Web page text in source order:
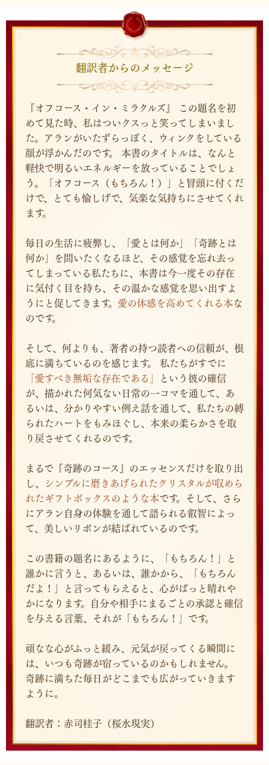
翻訳者からのメッセージ
『オフコース・イン・ミラクルズ』 この題名を初
めて見た時、私はついクスっと笑ってしまいまし
た。アランがいたずらっぽく、ウィンクをしている
顔が浮かんだのです。 本書のタイトルは、なんと
軽快で明るいエネルギーを放っていることでしょ
う。「オフコース（もちろん！）」と冒頭に付くだ
けで、とても愉しげで、気楽な気持ちにさせてくれ
ます。
毎日の生活に疲弊し、「愛とは何か」「奇跡とは
何か」を問いたくなるほど、その感覚を忘れ去っ
てしまっている私たちに、本書は今一度その存在
に気付く目を持ち、その温かな感覚を思い出すよ
うにと促してきます。 愛の体感を高めてくれる本な
のです。
そして、何よりも、著者の持つ読者への信頼が、根
底に満ちているのを感じます。 私たちがすでに
「愛すべき無垢な存在である」
という彼の確信
が、描かれた何気ない日常の一コマを通して、あ
るいは、分かりやすい例え話を通して、私たちの縛
られたハートをもみほぐし、本来の柔らかさを取
り戻させてくれるのです。
まるで『奇跡のコース』のエッセンスだけを取り出
し、
シンプルに磨きあげられたクリスタルが収めら
れたギフトボックスのような本です。そして、さら
にアラン自身の体験を通して語られる叡智によっ
て、美しいリボンが結ばれているのです。
この書籍の題名にあるように、「もちろん！」と
誰かに言うと、あるいは、誰かから、「もちろん
だよ！」と言ってもらえると、心がぱっと晴れや
かになります。自分や相手にまるごとの承認と確信
を与える言葉、それが「もちろん！」です。
頑なな心がふっと緩み、元気が戻ってくる瞬間に
は、いつも奇跡が宿っているのかもしれません。
奇跡に満ちた毎日がどこまでも広がっていきます
ように。
翻訳者：赤司桂子（桜水現実）